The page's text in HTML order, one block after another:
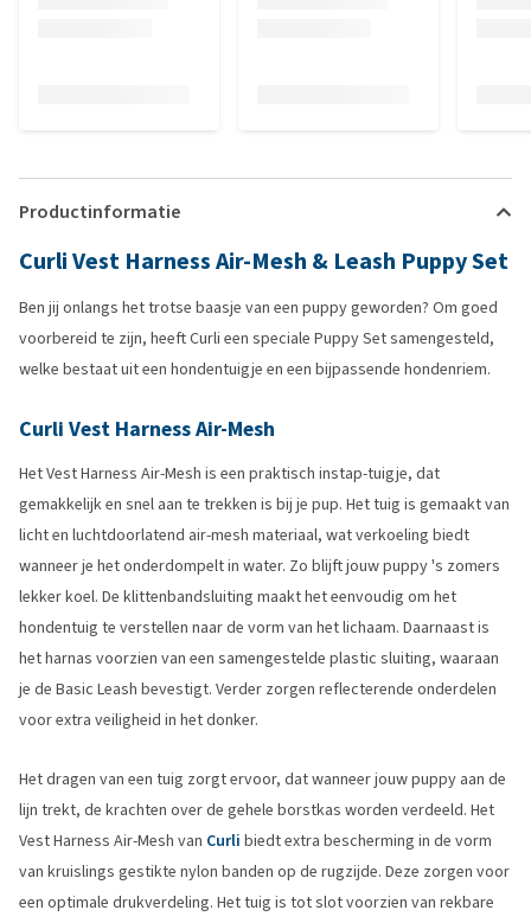
Productinformatie
Curli Vest Harness Air-Mesh & Leash Puppy Set
Ben jij onlangs het trotse baasje van een puppy geworden? Om goed
voorbereid te zijn, heeft Curli een speciale Puppy Set samengesteld,
welke bestaat uit een hondentuigje en een bijpassende hondenriem.
Curli Vest Harness Air-Mesh
Het Vest Harness Air-Mesh is een praktisch instap-tuigje, dat
gemakkelijk en snel aan te trekken is bij je pup. Het tuig is gemaakt van
licht en luchtdoorlatend air-mesh materiaal, wat verkoeling biedt
wanneer je het onderdompelt in water. Zo blijft jouw puppy 's zomers
lekker koel. De klittenbandsluiting maakt het eenvoudig om het
hondentuig te verstellen naar de vorm van het lichaam. Daarnaast is
het harnas voorzien van een samengestelde plastic sluiting, waaraan
je de Basic Leash bevestigt. Verder zorgen reflecterende onderdelen
voor extra veiligheid in het donker.
Het dragen van een tuig zorgt ervoor, dat wanneer jouw puppy aan de
lijn trekt, de krachten over de gehele borstkas worden verdeeld. Het
Vest Harness Air-Mesh van Curli biedt extra bescherming in de vorm
van kruislings gestikte nylon banden op de rugzijde. Deze zorgen voor
een optimale drukverdeling. Het tuig is tot slot voorzien van rekbare